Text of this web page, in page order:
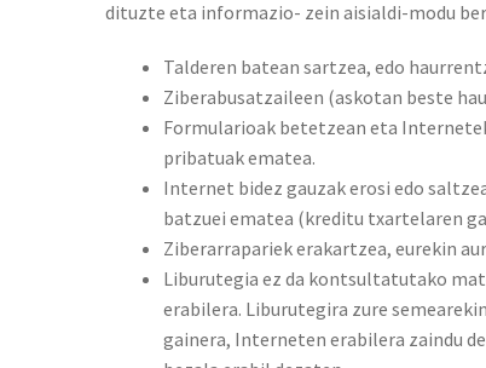
dituzte eta informazio- zein aisialdi-modu
Talderen batean sartzea, edo
Ziberabusatzaileen (askotan beste
Formularioak betetzean eta
pribatuak ematea.
Internet bidez gauzak erosi edo
batzuei ematea (kreditu txartelaren
Ziberarrapariek erakartzea, eurekin
Liburutegia ez da kontsultatutako
erabilera. Liburutegira zure
gainera, Interneten erabilera zaindu